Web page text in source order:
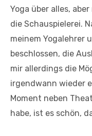
Yoga über alles,
die Schauspielerei.
meinem Yogalehrer
beschlossen, die
mir allerdings die
irgendwann wieder
Moment neben
habe, ist es schön,